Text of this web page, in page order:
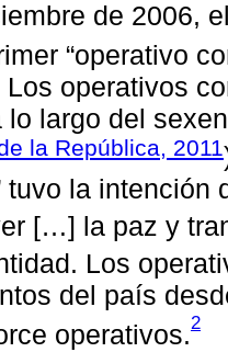
de 2006,
“operativo
Los operativos
largo del
la República, 2011
tuvo la intención
[…] la paz y
Los
del país
operativos.2